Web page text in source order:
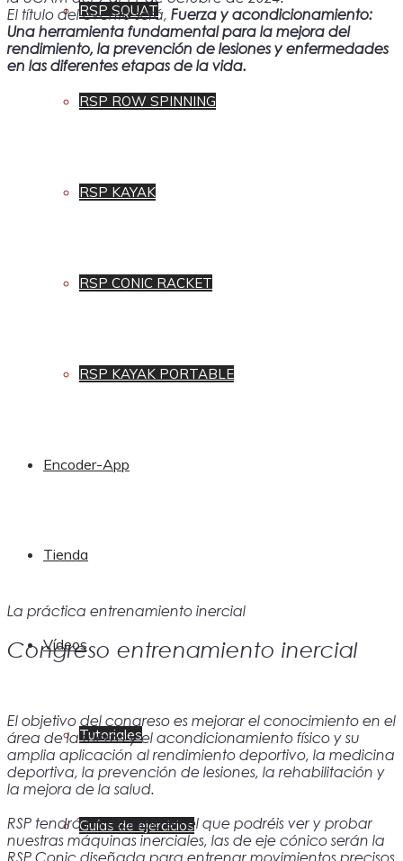
RSP SQUAT
RSP ROW SPINNING
RSP KAYAK
RSP CONIC RACKET
RSP KAYAK PORTABLE
Encoder-App
Tienda
Vídeos
Tutoriales
Guías de ejercicios
El título del evento será, Fuerza y acondicionamiento:
Una herramienta fundamental para la mejora del
rendimiento, la prevención de lesiones y enfermedades
en las diferentes etapas de la vida.
La práctica entrenamiento inercial
Congreso entrenamiento inercial
El objetivo del congreso es mejorar el conocimiento en el
área de la fuerza y el acondicionamiento físico y su
amplia aplicación al rendimiento deportivo, la medicina
deportiva, la prevención de lesiones, la rehabilitación y
la mejora de la salud.
RSP tendrá un espacio en el que podréis ver y probar
nuestras máquinas inerciales, las de eje cónico serán la
RSP Conic diseñada para entrenar movimientos precisos